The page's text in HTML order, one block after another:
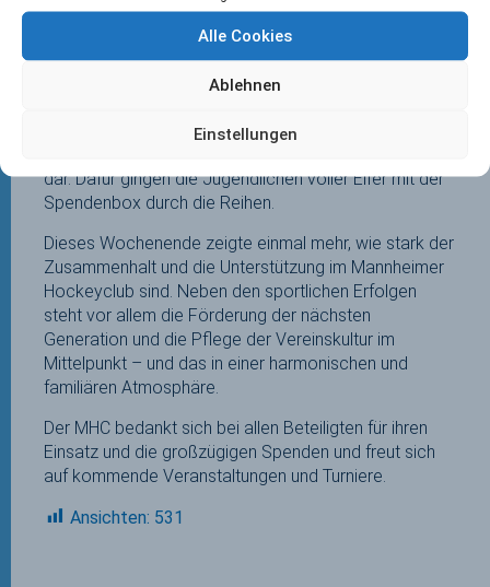
Alle Cookies
Ablehnen
Einstellungen
weiterhin zu fördern.
Darüber hinaus wurden weitere 590€ gesammelt für
das im Januar 2025 in Hamburg stattfindende Juli
zu Gunsten der Kinderkrebsforschung stellt jedes Jahr
dar. Dafür gingen die Jugendlichen voller Eifer mit der
Spendenbox durch die Reihen.
Dieses Wochenende zeigte einmal mehr, wie stark der
Zusammenhalt und die Unterstützung im Mannheimer
Hockeyclub sind. Neben den sportlichen Erfolgen
steht vor allem die Förderung der nächsten
Generation und die Pflege der Vereinskultur im
Mittelpunkt – und das in einer harmonischen und
familiären Atmosphäre.
Der MHC bedankt sich bei allen Beteiligten für ihren
Einsatz und die großzügigen Spenden und freut sich
auf kommende Veranstaltungen und Turniere.
Ansichten: 531